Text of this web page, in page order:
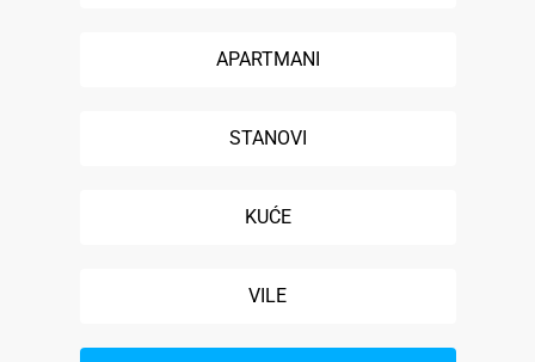
APARTMANI
STANOVI
KUĆE
VILE